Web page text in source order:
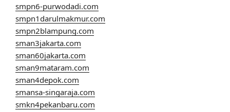
smpn6-purwodadi.com
smpn1darulmakmur.com
smpn2blampung.com
sman3jakarta.com
sman60jakarta.com
sman9mataram.com
sman4depok.com
smansa-singaraja.com
smkn4pekanbaru.com